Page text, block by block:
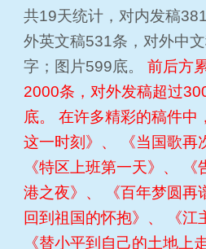
共19天统计，对内发稿
外英文稿531条，对外中
字；图片599底。前后方
2000条，对外发稿超过
底。 在许多精彩的稿件中
这一时刻》、 《当国歌再
《特区上班第一天》、
港之夜》、 《百年梦圆再
回到祖国的怀抱》、 《江
《替小平到自己的土地上